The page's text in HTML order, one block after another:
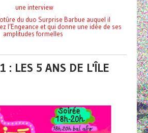
une interview
du duo Surprise Barbue auquel il
l’Engeance et qui donne une idée de ses
amplitudes formelles
: LES 5 ANS DE L'ÎLE